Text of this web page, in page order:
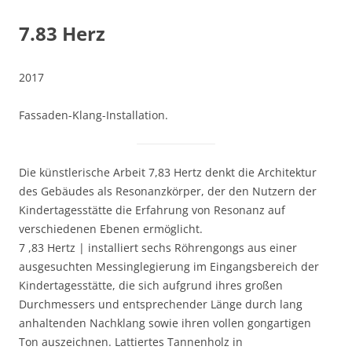
7.83 Herz
2017
Fassaden-Klang-Installation.
Die künstlerische Arbeit 7,83 Hertz denkt die Architektur
des Gebäudes als Resonanzkörper, der den Nutzern der
Kindertagesstätte die Erfahrung von Resonanz auf
verschiedenen Ebenen ermöglicht.
7 ,83 Hertz | installiert sechs Röhrengongs aus einer
ausgesuchten Messinglegierung im Eingangsbereich der
Kindertagesstätte, die sich aufgrund ihres großen
Durchmessers und entsprechender Länge durch lang
anhaltenden Nachklang sowie ihren vollen gongartigen
Ton auszeichnen. Lattiertes Tannenholz in